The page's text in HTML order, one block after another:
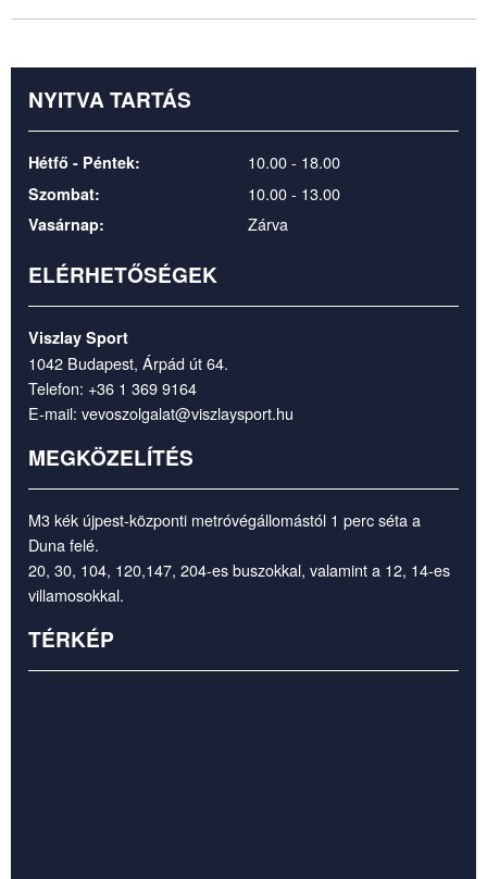
NYITVA TARTÁS
Hétfő - Péntek: 10.00 - 18.00
Szombat: 10.00 - 13.00
Vasárnap: Zárva
ELÉRHETŐSÉGEK
Viszlay Sport
1042 Budapest, Árpád út 64.
Telefon: +36 1 369 9164
E-mail: vevoszolgalat@viszlaysport.hu
MEGKÖZELÍTÉS
M3 kék újpest-központi metróvégállomástól 1 perc séta a
Duna felé.
20, 30, 104, 120,147, 204-es buszokkal, valamint a 12, 14-es
villamosokkal.
TÉRKÉP